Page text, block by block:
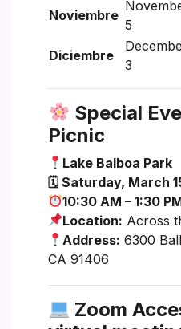
Noviembre
5
Diciembre
3
Special
Picnic
Lake Balboa Park
🗓 Saturday, March
10:30 AM – 1:30
Location: Across
Address: 6300
CA 91406
Zoom